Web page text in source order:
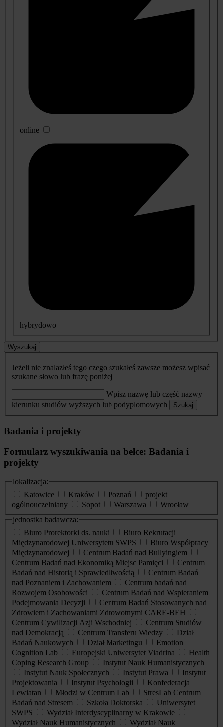
online
hybrydowo
Wyszukaj
Jeżeli nie znalazłeś tego czego szukałeś zawsze możesz wpisać
szukane słowo lub frazę poniżej
Wpisz nazwę lub część nazwy
kierunku studiów wyższych lub podyplomowych
Szukaj
Badania i projekty
Formularz wyszukiwania na belce: Badania i
projekty
lokalizacja:
Katowice
Kraków Poznań
projekt
ogólnouczelniany
Sopot Warszawa
Wrocław
jednostka badawcza:
Biuro Prorektorki ds. nauki
Biuro Rekrutacji
Międzynarodowej Uniwersytetu SWPS
Biuro Współpracy
Międzynarodowej
Centrum Badań nad Bullyingiem
Centrum Badań nad Ekonomiką Miejsc Pamięci
Centrum
Badań nad Historią i Sprawiedliwością
Centrum Badań
nad Poznaniem i Zachowaniem
Centrum badań nad
Rozwojem Osobowości
Centrum Badań nad Wspieraniem
Podejmowania Decyzji
Centrum Badań Stosowanych nad
Zdrowiem i Zachowaniami Zdrowotnymi CARE-BEH
Centrum Cywilizacji Azji Wschodniej
Centrum Studiów
nad Demokracją
Centrum Transferu Wiedzy
Dział
Badań Naukowych
Dział Marketingu
Emotion
Cognition Lab
Europejski Uniwersytet Viadrina
Health
Coping Research Group
Instytut Nauk Humanistycznych
Instytut Nauk Społecznych
Instytut Prawa
Instytut
Projektowania
Instytut Psychologii
Konfederacja
Lewiatan
Młodzi w Centrum Lab
StresLab Centrum
Badań nad Stresem
Szkoła Doktorska
Uniwersytet
SWPS
Wydział Interdyscyplinarny w Krakowie
Wydział Nauk Humanistycznych
Wydział Nauk